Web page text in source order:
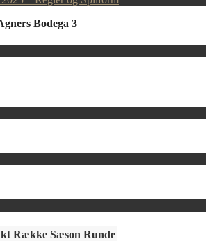
Bodega 3
Række Sæson Runde